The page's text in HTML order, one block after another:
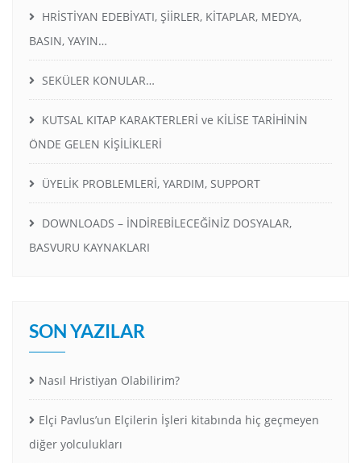
HRİSTİYAN EDEBİYATI, ŞİİRLER, KİTAPLAR, MEDYA,
BASIN, YAYIN…
SEKÜLER KONULAR…
KUTSAL KITAP KARAKTERLERİ ve KİLİSE TARİHİNİN
ÖNDE GELEN KİŞİLİKLERİ
ÜYELİK PROBLEMLERİ, YARDIM, SUPPORT
DOWNLOADS – İNDİREBİLECEĞİNİZ DOSYALAR,
BASVURU KAYNAKLARI
SON YAZILAR
Nasıl Hristiyan Olabilirim?
Elçi Pavlus’un Elçilerin İşleri kitabında hiç geçmeyen
diğer yolculukları